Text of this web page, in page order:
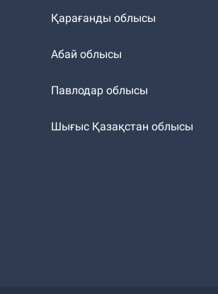
Қарағанды облысы
Абай облысы
Павлодар облысы
Шығыс Қазақстан облысы